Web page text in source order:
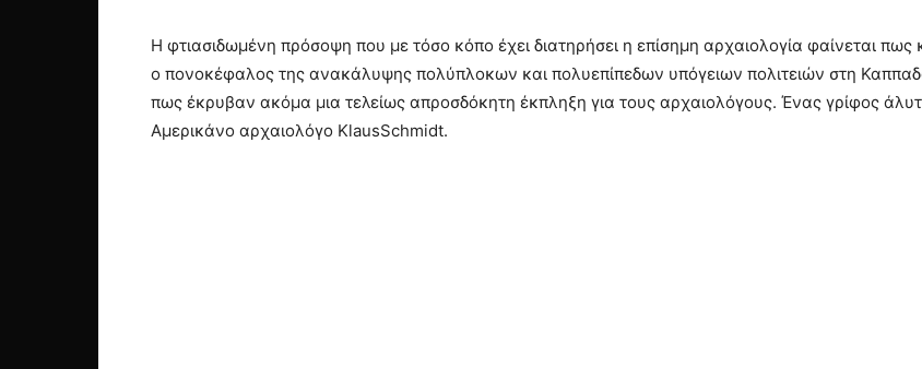
Η φτιασιδωμένη πρόσοψη που με τόσο κόπο έχει διατηρήσει η επίσημη αρχαιολογία φαίνεται
ο πονοκέφαλος της ανακάλυψης πολύπλοκων και πολυεπίπεδων υπόγειων πολιτειών στη
πως έκρυβαν ακόμα μια τελείως απροσδόκητη έκπληξη για τους αρχαιολόγους. Ένας γρίφος
Αμερικάνο αρχαιολόγο KlausSchmidt.